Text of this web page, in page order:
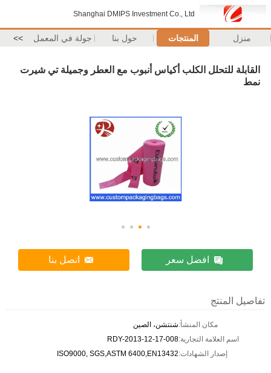
Shanghai DMIPS Investment Co., Ltd
منزل المنتجات حول بنا جولة في المعمل >>
القابلة للتحلل الكلب أكياس أنبوب مع العطر وجميلة تي شيرت
نمط
افضل سعر اتصل بنا
تفاصيل المنتج
مكان المنشأ:شنتشن، الصين
اسم العلامة التجارية:RDY-2013-12-17-008
إصدار الشهادات:ISO9000, SGS,ASTM 6400,EN13432